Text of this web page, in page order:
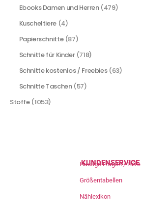
Ebooks Damen und Herren (479)
Kuscheltiere (4)
Papierschnitte (87)
Schnitte für Kinder (718)
Schnitte kostenlos / Freebies (63)
Schnitte Taschen (57)
Stoffe (1053)
KUNDENSERVICE
Häufige Fragen / Hilfe
Größentabellen
Nählexikon